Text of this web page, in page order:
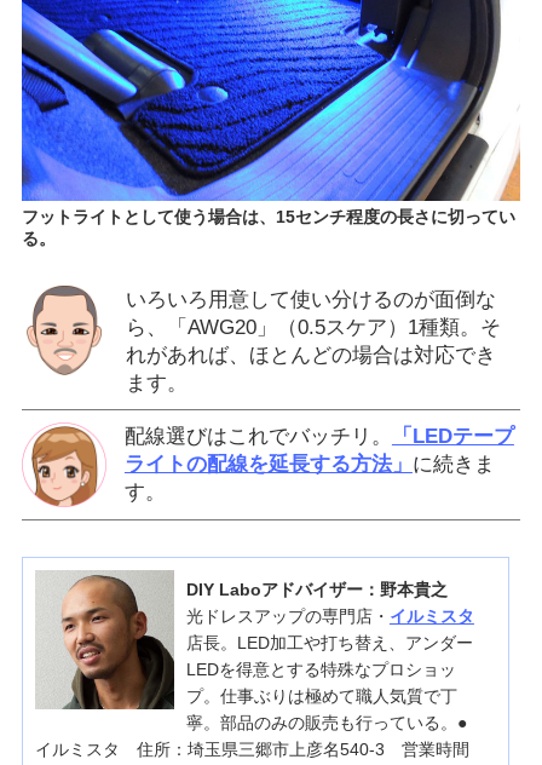
フットライトとして使う場合は、15センチ程度の長さに切ってい
る。
いろいろ用意して使い分けるのが面倒な
ら、「AWG20」（0.5スケア）1種類。そ
れがあれば、ほとんどの場合は対応でき
ます。
配線選びはこれでバッチリ。
「LEDテープ
ライトの配線を延長する方法」 に続きま
す。
DIY Laboアドバイザー：野本貴之
光ドレスアップの専門店・ イルミスタ
店長。LED加工や打ち替え、アンダー
LEDを得意とする特殊なプロショッ
プ。仕事ぶりは極めて職人気質で丁
寧。部品のみの販売も行っている。●
イルミスタ 住所：埼玉県三郷市上彦名540-3 営業時間